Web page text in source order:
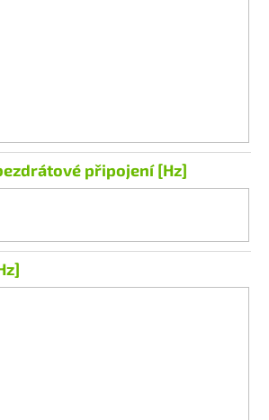
připojení [Hz]